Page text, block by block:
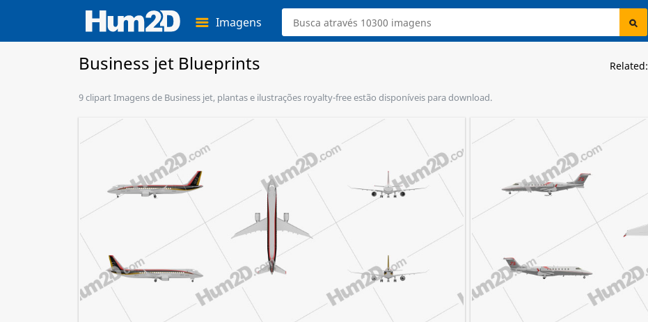
Imagens
Business jet Blueprints Related:
9 clipart Imagens de Business jet, plantas e ilustrações royalty-free estão disponíveis para download.